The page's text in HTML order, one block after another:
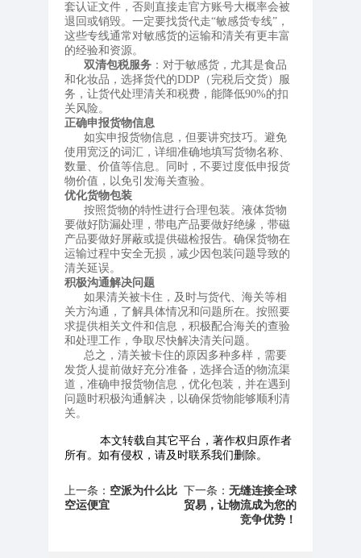
套认证文件，否则直接走官方账号大概率会被
退回或销毁。一定要找货代走“敏感货专线”，
这些专线通常对敏感货的运输和清关有更丰富
的经验和资源。
双清包税服务 ：对于敏感货，尤其是食品
和化妆品，选择货代的DDP（完税后交货）服
务，让货代处理清关和税费，能降低90%的扣
关风险。
正确申报货物信息
如实申报货物信息，但要讲究技巧。避免
使用宽泛的词汇，详细准确地填写货物名称、
数量、价值等信息。同时，不要过度低申报货
物价值，以免引发海关查验。
优化货物包装
按照货物的特性进行合理包装。液体货物
要做好防漏处理，带电产品要做好绝缘，带磁
产品要做好屏蔽或提供磁检报告。确保货物在
运输过程中安全无损，减少因包装问题导致的
清关延误。
积极沟通解决问题
如果清关被卡住，及时与货代、海关等相
关方沟通，了解具体情况和问题所在。按照要
求提供相关文件和信息，积极配合海关的查验
和处理工作，争取尽快解决清关问题。
总之，清关被卡住的原因多种多样，需要
发货人提前做好充分准备，选择合适的物流渠
道，准确申报货物信息，优化包装，并在遇到
问题时积极沟通解决，以确保货物能够顺利清
关。
本文转载自其它平台，著作权归原作者
所有。如有侵权，请及时联系我们删除。
上一条： 空派为什么比
空运便宜
下一条： 无缝连接全球
贸易，让物流成为您的
竞争优势！